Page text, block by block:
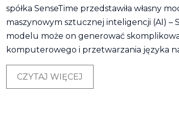
spółka SenseTime przedstawiła własny
maszynowym sztucznej inteligencji (AI) –
modelu może on generować
komputerowego i przetwarzania języka
CZYTAJ WIĘCEJ